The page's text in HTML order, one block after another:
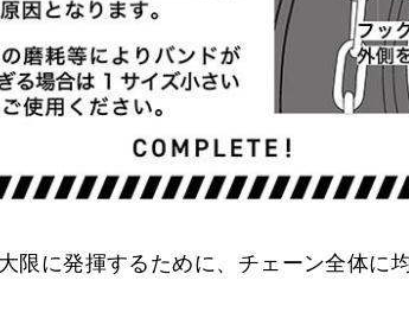
限に発揮するために、チェーン全体に